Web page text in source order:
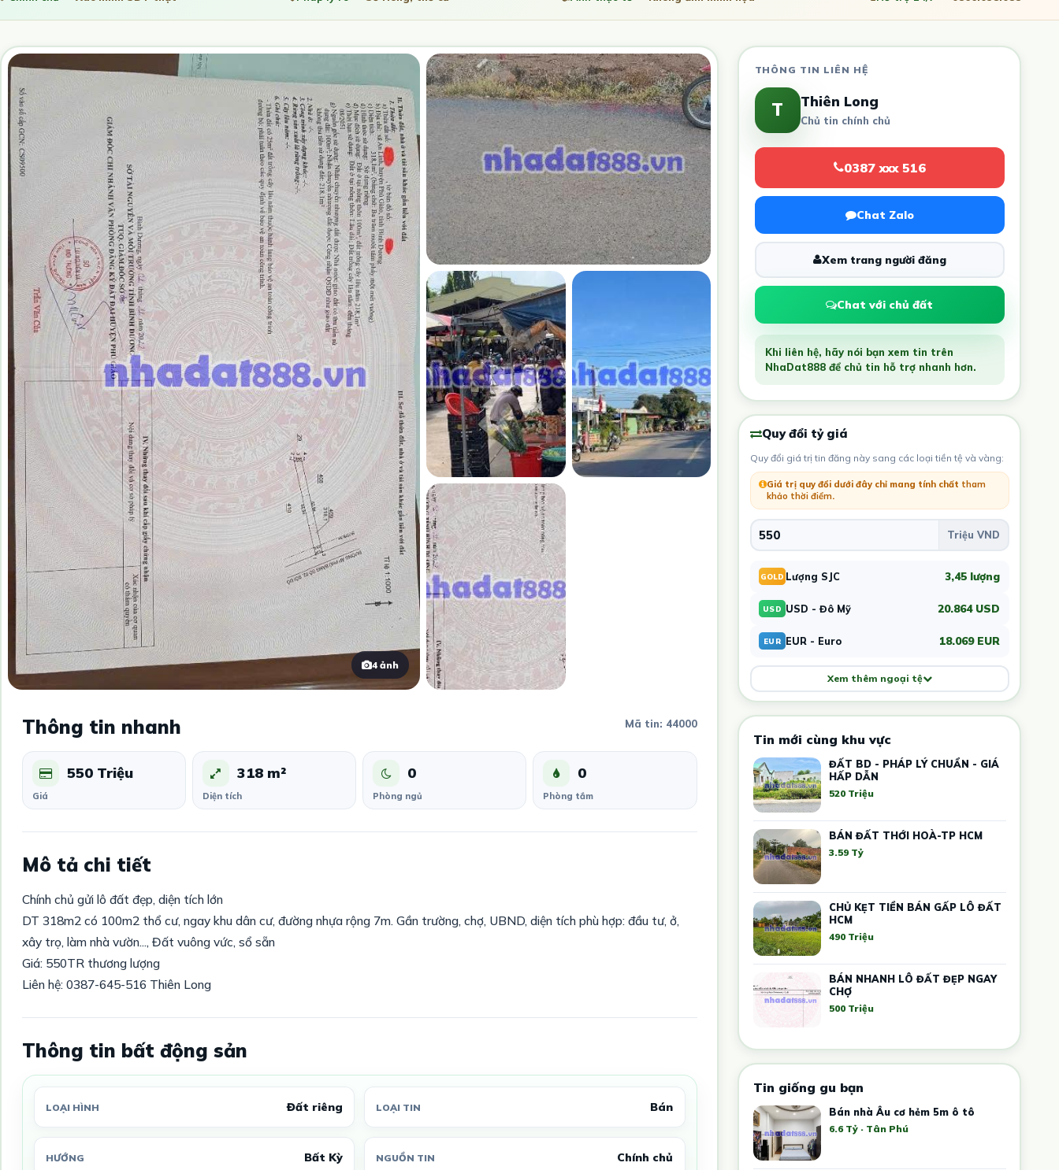
4 ảnh
Thông tin nhanh Mã tin: 44000
550 Triệu
Giá
318 m²
Diện tích
0
Phòng ngủ
0
Phòng tắm
Mô tả chi tiết
Chính chủ gửi lô đất đẹp, diện tích lớn
DT 318m2 có 100m2 thổ cư, ngay khu dân cư, đường nhựa rộng 7m. Gần trường, chợ, UBND, diện tích phù hợp: đầu tư, ở,
xây trọ, làm nhà vườn..., Đất vuông vức, sổ sẵn
Giá: 550TR thương lượng
Liên hệ: 0387-645-516 Thiên Long
Thông tin bất động sản
LOẠI HÌNH Đất riêng LOẠI TIN Bán
HƯỚNG Bất Kỳ NGUỒN TIN Chính chủ
THÔNG TIN LIÊN HỆ
T Thiên Long
Chủ tin chính chủ
0387 xxx 516
Chat Zalo
Xem trang người đăng
Chat với chủ đất
Khi liên hệ, hãy nói bạn xem tin trên
NhaDat888 để chủ tin hỗ trợ nhanh hơn.
Quy đổi tỷ giá
Quy đổi giá trị tin đăng này sang các loại tiền tệ và vàng:
Giá trị quy đổi dưới đây chỉ mang tính chất tham
khảo thời điểm.
GOLD Lượng SJC 3,45 lượng
USD USD - Đô Mỹ 20.864 USD
EUR EUR - Euro 18.069 EUR
Xem thêm ngoại tệ
Tin mới cùng khu vực
ĐẤT BD - PHÁP LÝ CHUẨN - GIÁ
HẤP DẪN
520 Triệu
BÁN ĐẤT THỚI HOÀ-TP HCM
3.59 Tỷ
CHỦ KẸT TIỀN BÁN GẤP LÔ ĐẤT
HCM
490 Triệu
BÁN NHANH LÔ ĐẤT ĐẸP NGAY
CHỢ
500 Triệu
Tin giống gu bạn
Bán nhà Âu cơ hẻm 5m ô tô
6.6 Tỷ · Tân Phú